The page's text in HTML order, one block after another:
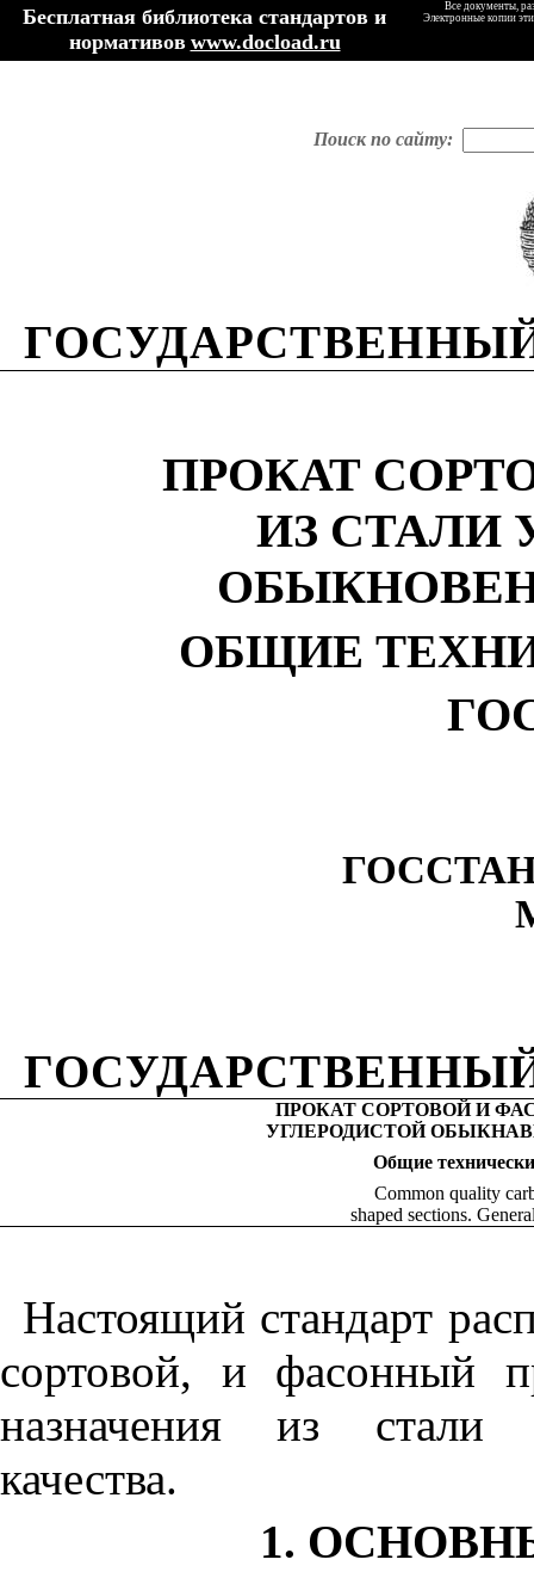
Бесплатная библиотека стандартов и
нормативов www.docload.ru
Все документы,
Электронные копии
Поиск по сайту:
ПРОКАТ
ИЗ СТАЛИ
ОБЩИЕ
ПРОКАТ СОРТОВОЙ И
УГЛЕРОДИСТОЙ
Общие
Common quality
shaped sections.
Настоящий стандарт
сортовой, и фасонный
назначения из стали
качества.
1.